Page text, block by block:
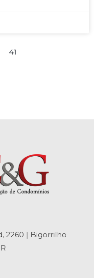
41
2260 | Bigorrilho